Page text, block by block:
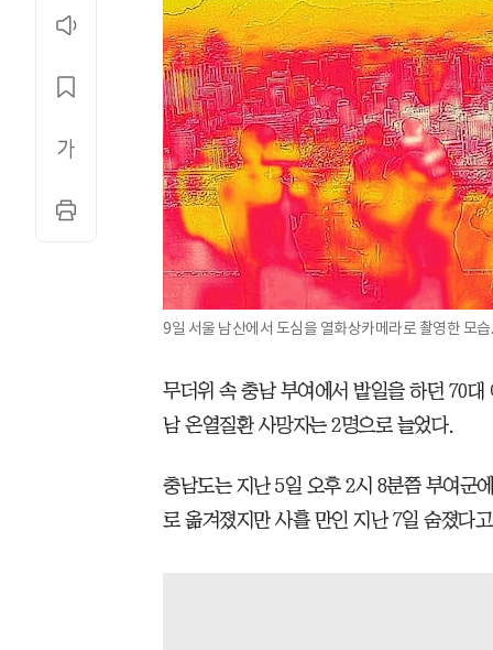
9일 서울 남산에서 도심을 열화상카메라로 촬영한 모
무더위 속 충남 부여에서 밭일을 하던 70
남 온열질환 사망자는 2명으로 늘었다.
충남도는 지난 5일 오후 2시 8분쯤 부여군
로 옮겨졌지만 사흘 만인 지난 7일 숨졌다